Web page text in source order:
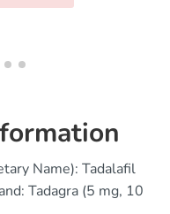
Name): Tadalafil
Tadagra (5 mg, 10